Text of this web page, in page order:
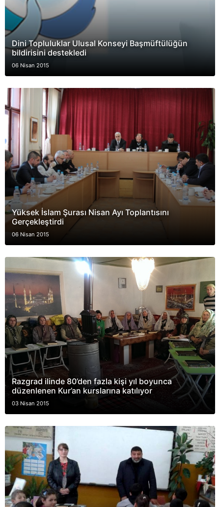
Dini Topluluklar Ulusal Konseyi Başmüftülüğün
bildirisini destekledi
06 Nisan 2015
Yüksek İslam Şurası Nisan Ayı Toplantısını
Gerçekleştirdi
06 Nisan 2015
Razgrad ilinde 80’den fazla kişi yıl boyunca
düzenlenen Kur’an kurslarına katılıyor
03 Nisan 2015